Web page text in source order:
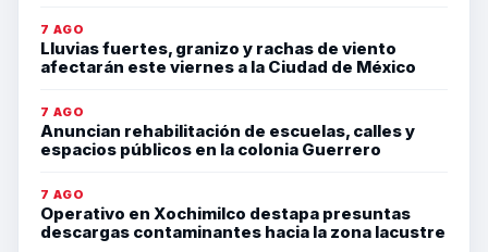
7 AGO
Lluvias fuertes, granizo y rachas de viento
afectarán este viernes a la Ciudad de México
7 AGO
Anuncian rehabilitación de escuelas, calles y
espacios públicos en la colonia Guerrero
7 AGO
Operativo en Xochimilco destapa presuntas
descargas contaminantes hacia la zona lacustre